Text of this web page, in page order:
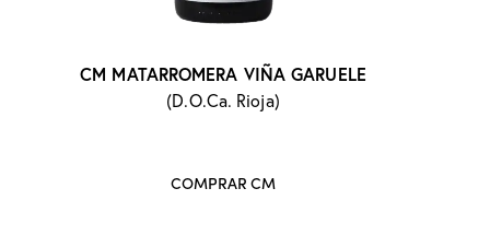
CM MATARROMERA VIÑA GARUELE
(D.O.Ca. Rioja)
COMPRAR CM